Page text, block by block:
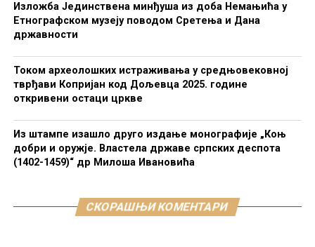
Изложба Јединствена минђуша из доба Немањића у
Етнографском музеју поводом Сретења и Дана
државности
Током археолошких истраживања у средњовековној
тврђави Копријан код Дољевца 2025. године
откривени остаци цркве
Из штампе изашло друго издање монографије „Коњ
добри и оружје. Властела државе српских деспота
(1402-1459)“ др Милоша Ивановића
СКОРАШЊИ КОМЕНТАРИ